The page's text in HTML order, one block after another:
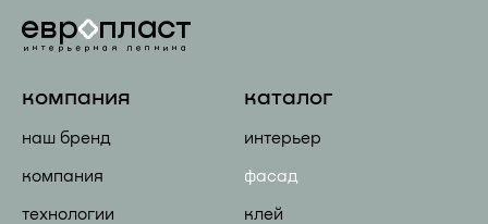
компания
наш бренд
компания
технологии
каталог
интерьер
фасад
клей